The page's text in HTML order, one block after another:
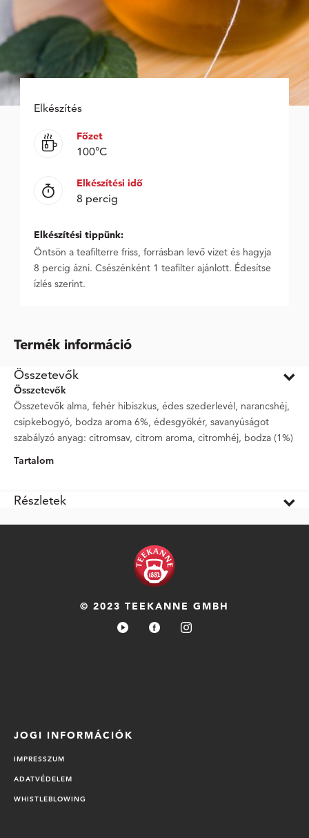
Elkészítés
Főzet
100°C
Elkészítési idő
8 percig
Elkészítési tippünk:
Öntsön a teafilterre friss, forrásban levő vizet és hagyja
8 percig ázni. Csészénként 1 teafilter ajánlott. Édesítse
ízlés szerint.
Termék információ
Összetevők
Összetevők
Összetevők alma, fehér hibiszkus, édes szederlevél, narancshéj,
csipkebogyó, bodza aroma 6%, édesgyökér, savanyúságot
szabályzó anyag: citromsav, citrom aroma, citromhéj, bodza (1%)
Tartalom
Részletek
© 2023 TEEKANNE GMBH
JOGI INFORMÁCIÓK
IMPRESSZUM
ADATVÉDELEM
WHISTLEBLOWING